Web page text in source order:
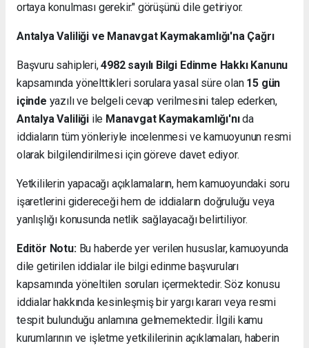
ortaya konulması gerekir." görüşünü dile getiriyor.
Antalya Valiliği ve Manavgat Kaymakamlığı'na Çağrı
Başvuru sahipleri,4982 sayılı Bilgi Edinme Hakkı Kanunu
kapsamında yönelttikleri sorulara yasal süre olan 15 gün
içinde yazılı ve belgeli cevap verilmesini talep ederken,
Antalya Valiliğiile Manavgat Kaymakamlığı'nıda
iddiaların tüm yönleriyle incelenmesi ve kamuoyunun resmi
olarak bilgilendirilmesi için göreve davet ediyor.
Yetkililerin yapacağı açıklamaların, hem kamuoyundaki soru
işaretlerini gidereceği hem de iddiaların doğruluğu veya
yanlışlığı konusunda netlik sağlayacağı belirtiliyor.
Editör Notu:Bu haberde yer verilen hususlar, kamuoyunda
dile getirilen iddialar ile bilgi edinme başvuruları
kapsamında yöneltilen soruları içermektedir. Söz konusu
iddialar hakkında kesinleşmiş bir yargı kararı veya resmi
tespit bulunduğu anlamına gelmemektedir. İlgili kamu
kurumlarının ve işletme yetkililerinin açıklamaları, haberin